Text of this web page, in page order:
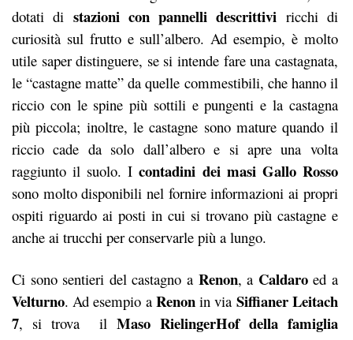
dotati di stazioni con pannelli descrittivi ricchi di
curiosità sul frutto e sull’albero. Ad esempio, è molto
utile saper distinguere, se si intende fare una castagnata,
le “castagne matte” da quelle commestibili, che hanno il
riccio con le spine più sottili e pungenti e la castagna
più piccola; inoltre, le castagne sono mature quando il
riccio cade da solo dall’albero e si apre una volta
raggiunto il suolo. Icontadini dei masi Gallo Rosso
sono molto disponibili nel fornire informazioni ai propri
ospiti riguardo ai posti in cui si trovano più castagne e
anche ai trucchi per conservarle più a lungo.
Ci sono sentieri del castagno a Renon, a Caldaroed a
Velturno. Ad esempio a Renonin via Siffianer Leitach
7, si trova il Maso RielingerHof della famiglia